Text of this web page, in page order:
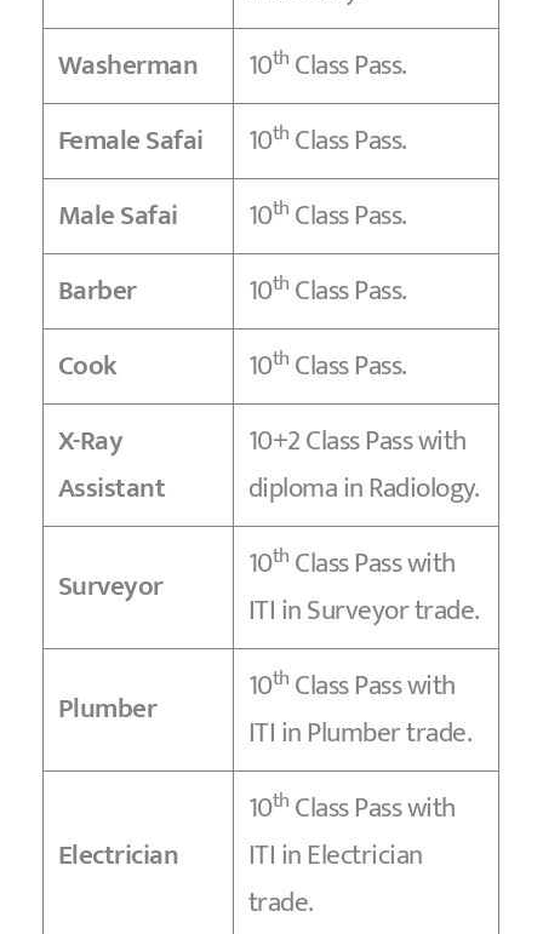
Washerman
10th Class Pass.
Female Safai
10th Class Pass.
Male Safai
10th Class Pass.
Barber
10th Class Pass.
Cook
10th Class Pass.
X-Ray
Assistant
10+2 Class Pass with
diploma in Radiology.
Surveyor 10th Class Pass with
ITI in Surveyor trade.
Plumber 10th Class Pass with
ITI in Plumber trade.
Electrician
10th Class Pass with
ITI in Electrician
trade.